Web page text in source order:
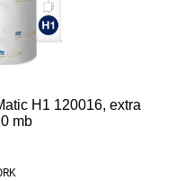
H1 120016, extra
mb